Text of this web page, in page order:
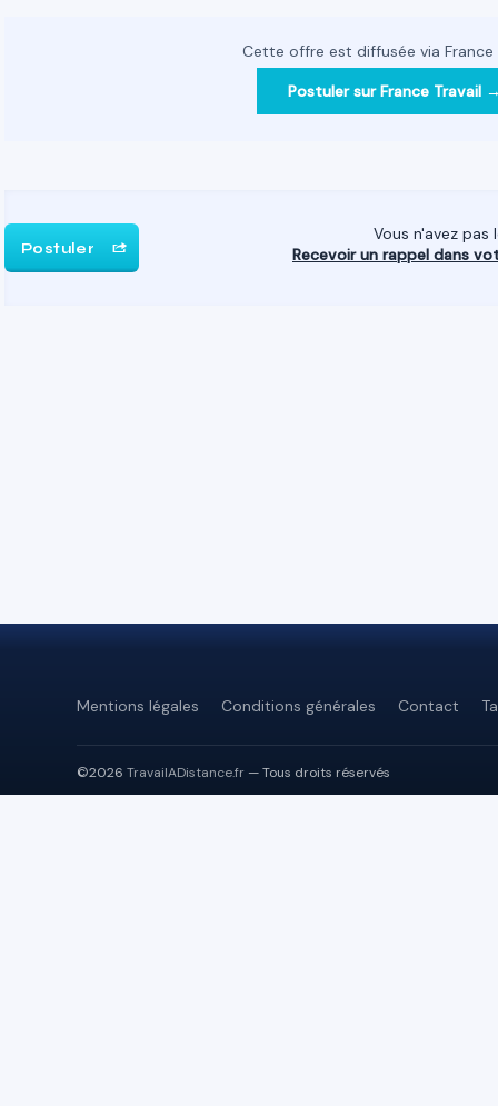
Cette offre est diffusée via France
Postuler sur France Travail
Vous n'avez
Recevoir un rappel dans
Postuler
Mentions légales Conditions générales Contact
©2026 TravailADistance.fr — Tous droits réservés